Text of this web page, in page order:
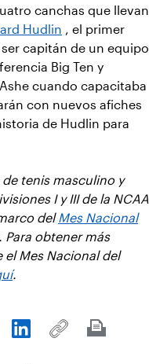
canchas que llevan
Hudlin , el primer
capitán de un equipo
Big Ten y
cuando capacitaba
con nuevos afiches
de Hudlin para
tenis masculino y
I y III de la NCAA
delMes Nacional
obtener más
Mes Nacional del
.